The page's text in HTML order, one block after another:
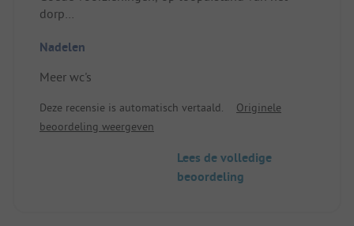
dorp
Nadelen
Meer wc's
Deze recensie is automatisch vertaald.
Originele
beoordeling weergeven
Lees de volledige
beoordeling